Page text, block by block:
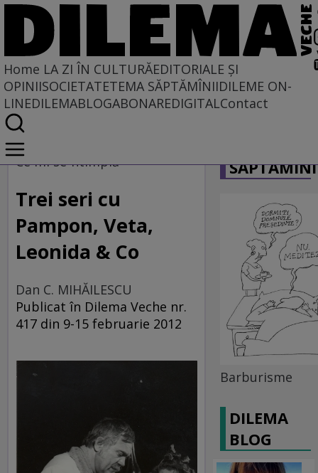
Home LA ZI ÎN CULTURĂEDITORIALE ȘI
OPINIISOCIETATETEMA SĂPTĂMÎNIIDILEME ON-
LINEDILEMABLOGABONAREDIGITALContact
Home
La zi în cultură
Ce mi se-ntîmplă
Trei seri cu
Pampon, Veta,
Leonida & Co
Dan C. MIHĂILESCU
Publicat în Dilema Veche nr.
417 din 9-15 februarie 2012
Barburisme
DILEMA
BLOG